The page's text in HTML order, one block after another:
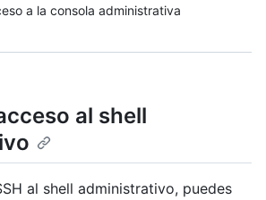
a la consola administrativa
al shell
al shell administrativo, puedes